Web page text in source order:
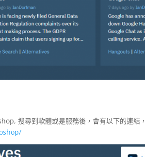
搜尋到軟體或是服務後，會有以下的連結，